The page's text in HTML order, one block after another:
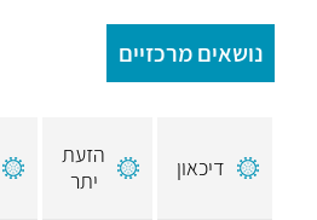
נושאים מרכזיים
דיכאון
הזעת
יתר